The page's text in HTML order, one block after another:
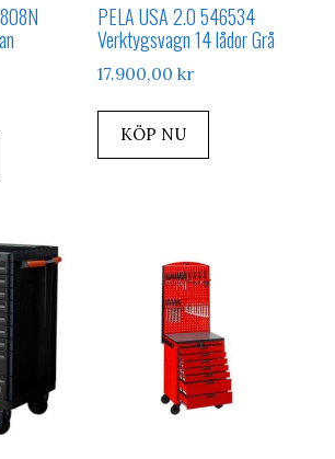
PELA USA 2.0 546534
Verktygsvagn 14 lådor Grå
17.900,00kr
KÖP NU